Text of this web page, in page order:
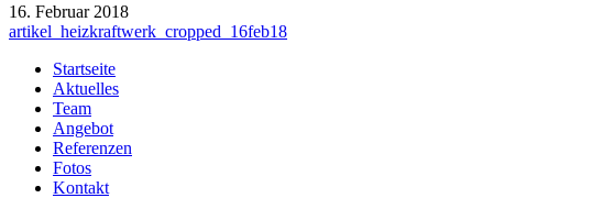
16. Februar 2018
artikel_heizkraftwerk_cropped_16feb18
Startseite
Aktuelles
Team
Angebot
Referenzen
Fotos
Kontakt